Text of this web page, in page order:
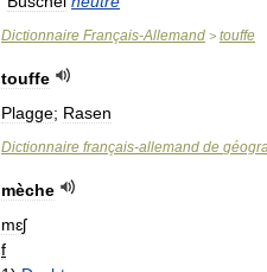
Dictionnaire Français-Allemand > touffe
touffe
Plagge; Rasen
Dictionnaire français-allemand de
mèche
mɛʃ
f